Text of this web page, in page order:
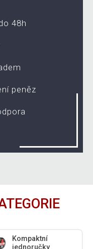
48h
peněz
Kompaktní
jednoručky